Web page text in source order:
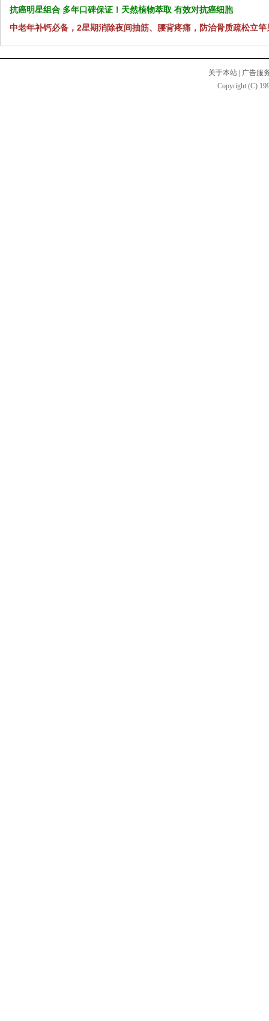
抗癌明星组合 多年口碑保证！天然植物萃取 有效对抗癌细胞
中老年补钙必备，2星期消除夜间抽筋、腰背疼痛，防治骨质疏松立竿
关于本站
广告服
Copyright (C)